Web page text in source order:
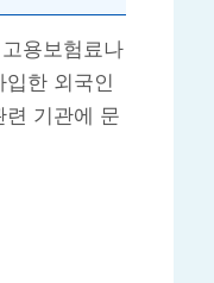
용보험료나
한 외국인
련 기관에 문